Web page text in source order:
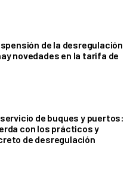
de la desregulación
novedades en la tarifa de
de buques y puertos:
con los prácticos y
de desregulación